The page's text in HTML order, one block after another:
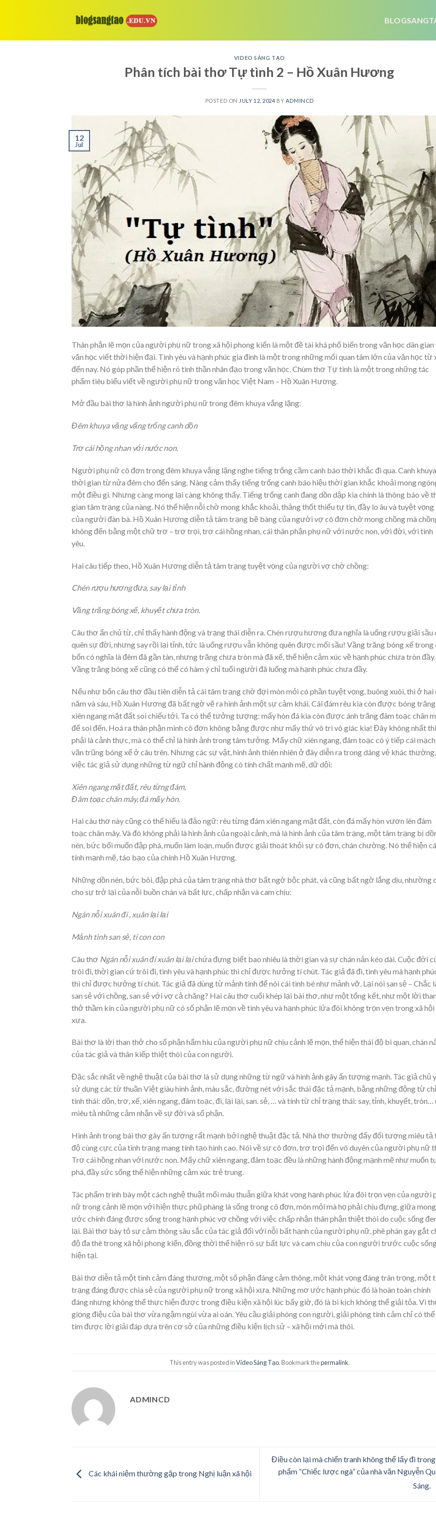
VIDEO SÁNG TẠO
Phân tích bài thơ Tự tình 2 – Hồ Xuân Hương
POSTED ON JULY 12, 2024 BY ADMINCD
12
Jul
Thân phận lẽ mọn của người phụ nữ trong xã hội phong kiến là một đề tài khá phổ biến trong văn học dân gian
văn học viết thời hiện đại. Tình yêu và hạnh phúc gia đình là một trong những mối quan tâm lớn của văn học từ
đến nay. Nó góp phần thể hiện rõ tinh thần nhân đạo trong văn học. Chùm thơ Tự tình là một trong những tác
phẩm tiêu biểu viết về người phụ nữ trong văn học Việt Nam – Hồ Xuân Hương.
Mở đầu bài thơ là hình ảnh người phụ nữ trong đêm khuya vắng lặng:
Đêm khuya văng vẩng trống canh dồn
Trơ cái hồng nhan với nước non.
Người phụ nữ cô đơn trong đêm khuya vắng lặng nghe tiếng trống cầm canh báo thời khắc đi qua. Canh
thời gian từ nửa đêm cho đến sáng. Nàng cảm thấy tiếng trống canh báo hiệu thời gian khắc khoải mong
một điều gì. Nhưng càng mong lại càng không thấy. Tiếng trống canh đang dồn dập kia chính là thông báo về
gian tâm trạng của nàng. Nó thể hiện nỗi chờ mong khắc khoải, thảng thốt thiếu tự tin, đầy lo âu và tuyệt vọng
của người đàn bà. Hồ Xuân Hương diễn tả tâm trạng bẽ bàng của người vợ cô đơn chờ mong chồng mà
không đến bằng một chữ trơ – trơ trọi, trơ cái hồng nhan, cái thân phận phụ nữ với nước non, với đời, với tình
yêu.
Hai câu tiếp theo, Hồ Xuân Hương diễn tả tâm trạng tuyệt vọng của người vợ chờ chồng:
Chén rượu hương đưa, say lại tỉnh
Vầng trăng bóng xế, khuyết chưa tròn.
Câu thơ ẩn chủ từ, chỉ thấy hành động và trạng thái diễn ra. Chén rượu hương đưa nghĩa là uống rượu giải sầu
quên sự đời, nhưng say rồi lại tỉnh, tức là uống rượu vẫn không quên được mối sầu! Vầng trăng bóng xế trong
bốn có nghĩa là đêm đã gần tàn, nhưng trăng chưa tròn mà đã xế, thể hiện cảm xúc về hạnh phúc chưa tròn đầy.
Vầng trăng bóng xế cũng có thể có hàm ý chỉ tuổi người đã luống mà hạnh phúc chưa đầy.
Nếu như bốn câu thơ đầu tiên diễn tả cái tâm trạng chờ đợi mòn mỏi có phần tuyệt vọng, buông xuôi, thì ở hai
năm và sáu, Hồ Xuân Hương đã bất ngờ vẽ ra hình ảnh một sự cảm khái. Cái đám rêu kia còn được bóng
xiên ngang mặt đất soi chiếu tới. Ta có thể tưởng tượng: mấy hòn đá kia còn được ánh trăng đâm toạc chân
để soi đến. Hoá ra thân phận mình cô đơn không bằng được như mấy thứ vô tri vô giác kia! Đây không nhất
phải là cảnh thực, mà có thể chỉ là hình ảnh trong tâm tưởng. Mấy chữ xiên ngang, đâm toạc có ý tiếp cái mạch
văn trũng bóng xế ở câu trên. Nhưng các sự vật, hình ảnh thiên nhiên ở đây diễn ra trong dáng vẻ khác
việc tác giả sử dụng những từ ngữ chỉ hành động có tính chất mạnh mẽ, dữ dội:
Xiên ngang mặt đất, rêu từng đám,
Đâm toạc chân mây, đá mấy hòn.
Hai câu thơ này cũng có thể hiểu là đảo ngữ: rêu từng đám xiên ngang mặt đất, còn đá mấy hòn vươn lên đâm
toạc chân mây. Và đó không phải là hình ảnh của ngoại cảnh, mà là hình ảnh của tâm trạng, một tâm trạng bị
nén, bức bối muốn đập phá, muốn làm loạn, muốn được giải thoát khỏi sự cô đơn, chán chường. Nó thể hiện cá
tính mạnh mẽ, táo bạo của chính Hồ Xuân Hương.
Những dồn nén, bức bôi, đập phá của tâm trạng nhà thơ bất ngờ bộc phát, và cũng bất ngờ lắng dịu, nhường
cho sự trở lại của nỗi buồn chán và bất lực, chấp nhận và cam chịu:
Ngán nỗi xuân đi , xuân lại lại
Mảnh tình san sẻ, tí con con
Câu thơ Ngán nỗi xuân đi xuân lại lạichứa đựng biết bao nhiêu là thời gian và sự chán nản kéo dài. Cuộc đời
trôi đi, thời gian cứ trôi đi, tình yêu và hạnh phúc thì chỉ được hưởng tí chút. Tác giả đã đi, tình yêu mà hạnh
thì chỉ được hưởng tí chút. Tác giả đã dùng từ mảnh tinh để nói cái tình bé như mảnh vỡ. Lại nói san sẻ – Chắc
san sẻ với chồng, san sẻ với vợ cả chăng? Hai câu thơ cuối khép lại bài thơ, như một tổng kết, như một lời than
thở thầm kín của người phụ nữ có số phận lẽ mọn về tình yêu và hạnh phúc lứa đôi không trọn vẹn trong xã hội
xưa.
Bài thơ là lời than thở cho số phận hẩm hiu của người phụ nữ chịu cảnh lẽ mọn, thể hiện thái độ bi quan, chán
của tác giả và thân kiếp thiệt thòi của con người.
Đặc sắc nhất về nghệ thuật của bài thơ là sử dụng những từ ngữ và hình ảnh gây ấn tượng mạnh. Tác giả chủ
sử dụng các từ thuần Việt giàu hình ảnh, màu sắc, đường nét với sắc thái đặc tả mạnh, bằng những động từ chỉ
tình thái: dồn, trơ, xế, xiên ngang, đâm toạc, đi, lại lại, san. sẻ, … và tính từ chỉ trạng thái: say, tỉnh, khuyết, tròn…
miêu tả những cảm nhận về sự đời và số phận.
Hình ảnh trong bài thơ gây ấn tượng rất mạnh bởi nghệ thuật đặc tả. Nhà thơ thường đẩy đối tượng miêu tả
độ cùng cực của tình trạng mang tính tạo hình cao. Nói về sự cô đơn, trơ trọi đến vô duyên của người phụ nữ
Trơ cái hồng nhan với nước non. Mấy chữ xiên ngang, đâm toạc đều là những hành động mạnh mẽ như muốn
phá, đầy sức sống thể hiện những cảm xúc trẻ trung.
Tác phẩm trình bày một cách nghệ thuật mối mâu thuẫn giữa khát vọng hạnh phúc lứa đôi trọn vẹn của người
nữ trong cảnh lẽ mọn với hiện thực phũ phàng là sống trong cô đơn, mòn mỏi mà họ phải chịu đựng, giữa mong
ước chính đáng được sống trong hạnh phúc vợ chồng với việc chấp nhận thân phận thiệt thòi do cuộc sống
lại. Bài thơ bày tỏ sự cảm thông sâu sắc của tác giả đối với nỗi bất hạnh của người phụ nữ, phê phán gay gắt
độ đa thê trong xã hội phong kiến, đồng thời thể hiện rõ sự bất lực và cam chịu của con người trước cuộc
hiện tại.
Bài thơ diễn tả một tình cảm đáng thương, một số phận đáng cảm thông, một khát vọng đáng trân trọng, một
trạng đáng được chia sẻ của người phụ nữ trong xã hội xưa. Những mơ ước hạnh phúc đó là hoàn toàn chính
đáng nhưng không thể thực hiện được trong điều kiện xã hội lúc bấy giờ, đó là bi kịch không thể giải tỏa. Vì
giọng điệu của bài thơ vừa ngậm ngùi vừa ai oán. Yêu cầu giải phóng con người, giải phóng tình cảm chỉ có thể
tìm được lời giải đáp dựa trên cơ sở của những điều kiện lịch sử – xã hội mới mà thôi.
This entry was posted inVideo Sáng Tạo. Bookmark thepermalink.
ADMINCD
Các khái niệm thường gặp trong Nghị luận xã hội
Điều còn lại mà chiến tranh không thể lấy đi
phẩm “Chiếc lược ngà” của nhà văn Nguyễn
Sáng.